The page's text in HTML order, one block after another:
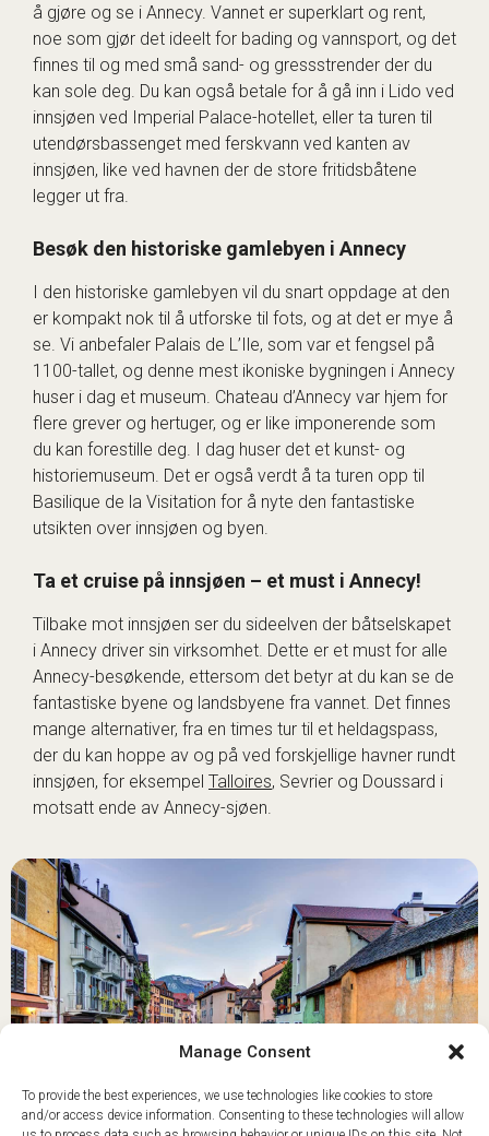
Manage Consent
To provide the best experiences, we use technologies like cookies to store
and/or access device information. Consenting to these technologies will allow
å gjøre og se i Annecy. Vannet er superklart og rent,
noe som gjør det ideelt for bading og vannsport, og det
finnes til og med små sand- og gressstrender der du
kan sole deg. Du kan også betale for å gå inn i Lido ved
innsjøen ved Imperial Palace-hotellet, eller ta turen til
utendørsbassenget med ferskvann ved kanten av
innsjøen, like ved havnen der de store fritidsbåtene
legger ut fra.
Besøk den historiske gamlebyen i Annecy
I den historiske gamlebyen vil du snart oppdage at den
er kompakt nok til å utforske til fots, og at det er mye å
se. Vi anbefaler Palais de L’Ile, som var et fengsel på
1100-tallet, og denne mest ikoniske bygningen i Annecy
huser i dag et museum. Chateau d’Annecy var hjem for
flere grever og hertuger, og er like imponerende som
du kan forestille deg. I dag huser det et kunst- og
historiemuseum. Det er også verdt å ta turen opp til
Basilique de la Visitation for å nyte den fantastiske
utsikten over innsjøen og byen.
Ta et cruise på innsjøen – et must i Annecy!
Tilbake mot innsjøen ser du sideelven der båtselskapet
i Annecy driver sin virksomhet. Dette er et must for alle
Annecy-besøkende, ettersom det betyr at du kan se de
fantastiske byene og landsbyene fra vannet. Det finnes
mange alternativer, fra en times tur til et heldagspass,
der du kan hoppe av og på ved forskjellige havner rundt
innsjøen, for eksempel Talloires, Sevrier og Doussard i
motsatt ende av Annecy-sjøen.